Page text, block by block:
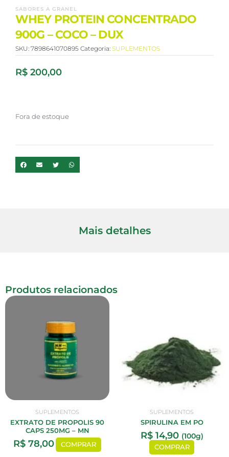
SABORES A GRANEL
WHEY PROTEIN CONCENTRADO
900G – COCO – DUX
SKU: 7898641070895 Categoria: SUPLEMENTOS
R$ 200,00
Fora de estoque
Mais detalhes
Produtos relacionados
SUPLEMENTOS
EXTRATO DE PROPOLIS 90
CAPS 250MG – MN
R$ 78,00 COMPRAR
SUPLEMENTOS
SPIRULINA EM PO
R$14,90 (100g)
COMPRAR